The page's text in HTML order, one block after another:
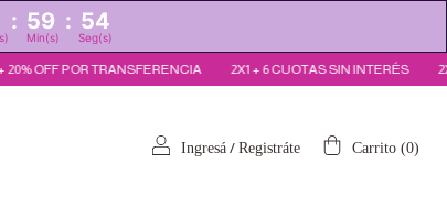
: 59 : 52
Min(s) Seg(s)
2X1 + 6 CUOTAS SIN INTERÉS 2X1 + 20% OFF POR
Ingresá / Registráte Carrito (0)